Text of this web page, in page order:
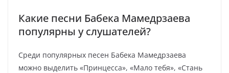
Какие песни Бабека Мамедрзаева
популярны у слушателей?
Среди популярных песен Бабека Мамедрзаева
можно выделить «Принцесса», «Мало тебя», «Стань